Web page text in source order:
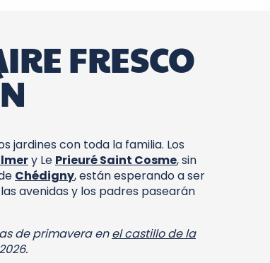
FRESCO
jardines con toda la familia. Los
y Le Prieuré Saint Cosme, sin
Chédigny, están esperando a ser
avenidas y los padres pasearán
de primavera enel castillo de la